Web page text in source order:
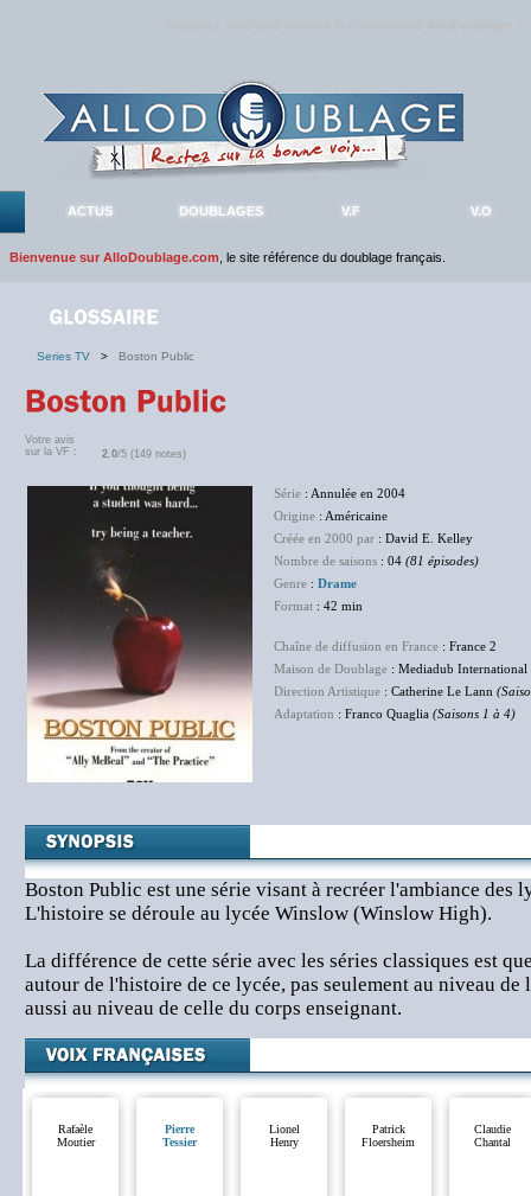
ACTUS DOUBLAGES V.F V.O
Bienvenue sur AlloDoublage.com , le site référence du doublage français.
Series TV > Boston Public
Votre avis
sur la VF :
2.0/5 (149 notes)
Série : Annulée en 2004
Origine : Américaine
Créée en 2000 par : David E. Kelley
Nombre de saisons : 04 (81 épisodes)
Genre : Drame
Format : 42 min
Chaîne de diffusion en France : France 2
Maison de Doublage : Mediadub International
Direction Artistique : Catherine Le Lann
Adaptation : Franco Quaglia (Saisons 1 à 4)
Boston Public est une série visant à recréer l'ambiance des
L'histoire se déroule au lycée Winslow (Winslow High).
La différence de cette série avec les séries classiques est
autour de l'histoire de ce lycée, pas seulement au niveau de
aussi au niveau de celle du corps enseignant.
Rafaèle
Moutier
Pierre
Tessier
Lionel
Henry
Patrick
Floersheim
Claudie
Chantal